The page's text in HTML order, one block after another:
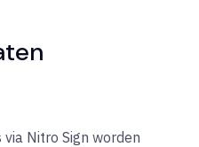
Nitro Sign worden